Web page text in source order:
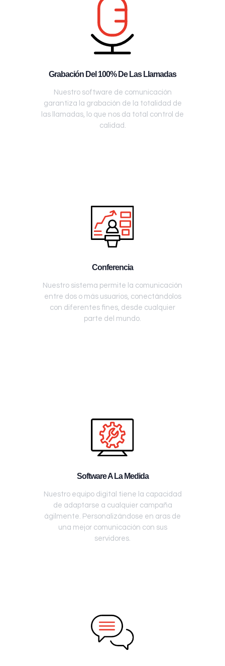
Grabación Del 100% De Las Llamadas
Nuestro software de comunicación
garantiza la grabación de la totalidad de
las llamadas, lo que nos da total control de
calidad.
Conferencia
Nuestro sistema permite la comunicación
entre dos o más usuarios, conectándolos
con diferentes fines, desde cualquier
parte del mundo.
Software A La Medida
Nuestro equipo digital tiene la capacidad
de adaptarse a cualquier campaña
ágilmente. Personalizándose en aras de
una mejor comunicación con sus
servidores.